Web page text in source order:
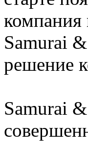
компания
Samurai
решение
Samurai